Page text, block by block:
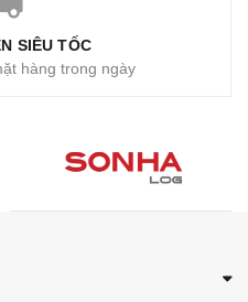
SIÊU TỐC
hàng trong ngày